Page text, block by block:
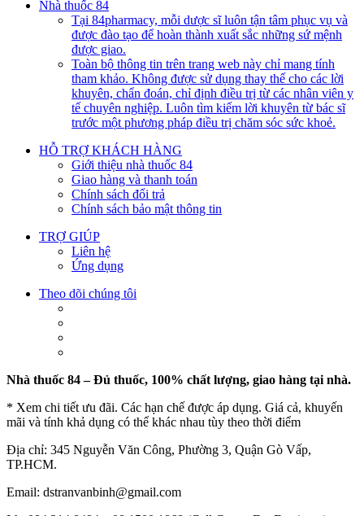
Nhà thuốc 84
Tại 84pharmacy, mỗi dược sĩ luôn tận tâm phục vụ và
được đào tạo để hoàn thành xuất sắc những sứ mệnh
được giao.
Toàn bộ thông tin trên trang web này chỉ mang tính
tham khảo. Không được sử dụng thay thế cho các lời
khuyên, chẩn đoán, chỉ định điều trị từ các nhân viên y
tế chuyên nghiệp. Luôn tìm kiếm lời khuyên từ bác sĩ
trước một phương pháp điều trị chăm sóc sức khoẻ.
HỖ TRỢ KHÁCH HÀNG
Giới thiệu nhà thuốc 84
Giao hàng và thanh toán
Chính sách đổi trả
Chính sách bảo mật thông tin
TRỢ GIÚP
Liên hệ
Ứng dụng
Theo dõi chúng tôi
Nhà thuốc 84 – Đủ thuốc, 100% chất lượng, giao hàng tại nhà.
* Xem chi tiết ưu đãi. Các hạn chế được áp dụng. Giá cả, khuyến
mãi và tính khả dụng có thể khác nhau tùy theo thời điểm
Địa chỉ: 345 Nguyễn Văn Công, Phường 3, Quận Gò Vấp,
TP.HCM.
Email: dstranvanbinh@gmail.com